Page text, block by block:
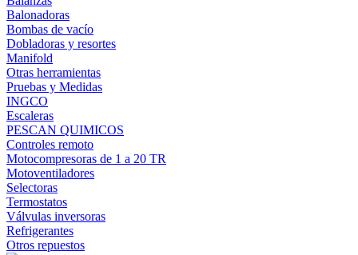
Balonadoras
Bombas de vacío
Dobladoras y resortes
Manifold
Otras herramientas
Pruebas y Medidas
INGCO
Escaleras
PESCAN QUIMICOS
Controles remoto
Motocompresoras de 1 a 20 TR
Motoventiladores
Selectoras
Termostatos
Válvulas inversoras
Refrigerantes
Otros repuestos